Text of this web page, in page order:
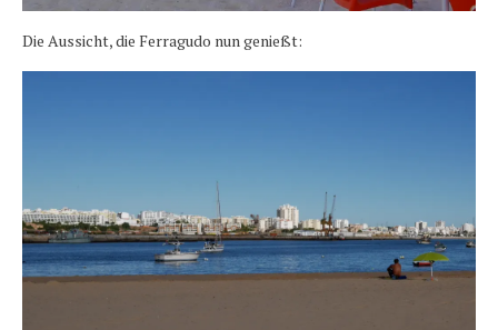
Die Aussicht, die Ferragudo nun genießt: